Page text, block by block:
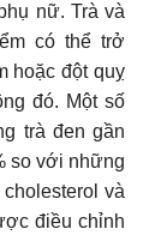
nữ. Trà và
có thể trở
hoặc đột quỵ
đó. Một số
trà đen gần
so với những
và
điều chỉnh